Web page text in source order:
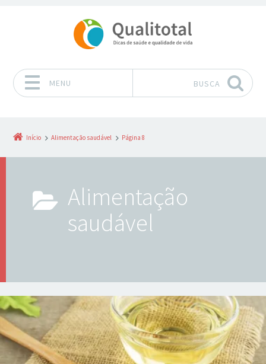
MENU BUSCA
Início Alimentação saudável Página 8
Alimentação
saudável